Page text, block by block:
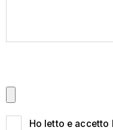
Ho letto e